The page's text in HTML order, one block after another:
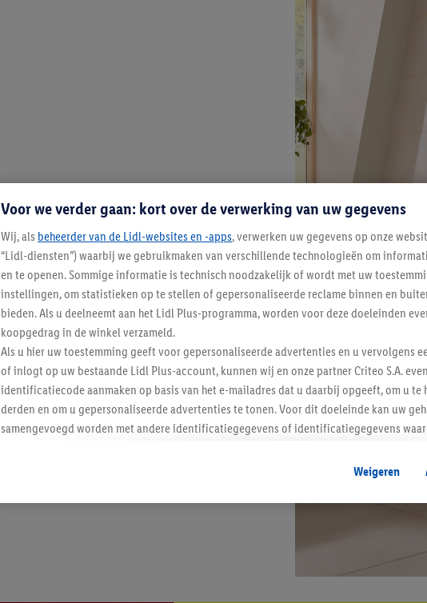
Voor we verder gaan: kort over de verwerking van uw gegevens
Wij, als beheerder van de Lidl-websites en -apps, verwerken uw gegevens op onze
“Lidl-diensten”) waarbij we gebruikmaken van verschillende technologieën om
en te openen. Sommige informatie is technisch noodzakelijk of wordt met uw
instellingen, om statistieken op te stellen of gepersonaliseerde reclame binnen en
bieden. Als u deelneemt aan het Lidl Plus-programma, worden voor deze doeleinden
koopgedrag in de winkel verzameld.
Als u hier uw toestemming geeft voor gepersonaliseerde advertenties en u vervolgens
of inlogt op uw bestaande Lidl Plus-account, kunnen wij en onze partner Criteo S.A.
identificatiecode aanmaken op basis van het e-mailadres dat u daarbij opgeeft, om u te
derden en om u gepersonaliseerde advertenties te tonen. Voor dit doeleinde kan uw
samengevoegd worden met andere identificatiegegevens of identificatiegegevens
Als u hiermee akkoord gaat, kunnen advertenties in het kader van retargeting, d.w.z.
u interesse hebt getoond (bijvoorbeeld door het product in de webshop aan uw
niet te kopen), ook op verschillende apparaten en verschillende Lidl-diensten worden
van uw gehashte e-mailadres en eventuele andere identificatiegegevens/
Onder “Aanpassen” kunt u individuele doeleinden toestaan en meer informatie vinden
Door op “weigeren” te klikken, kunt u alleen het gebruik van de noodzakelijke
Weigeren